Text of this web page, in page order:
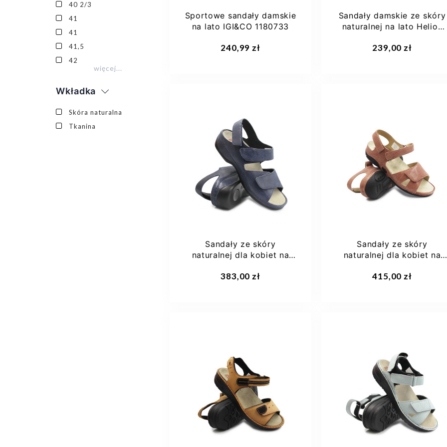
40 2/3
41
41
41,5
42
więcej...
Wkładka
Skóra naturalna
Tkanina
Sportowe sandały damskie
na lato IGI&CO 1180733
240,99 zł
38 39
41
Sandały damskie ze skóry
naturalnej na lato Helios
239,00 zł
39 40
Sandały ze skóry
naturalnej dla kobiet na
383,00 zł
37,5 38
Sandały ze skóry
naturalnej dla kobiet na
415,00 zł
36 1/3 37,5 38 2/3